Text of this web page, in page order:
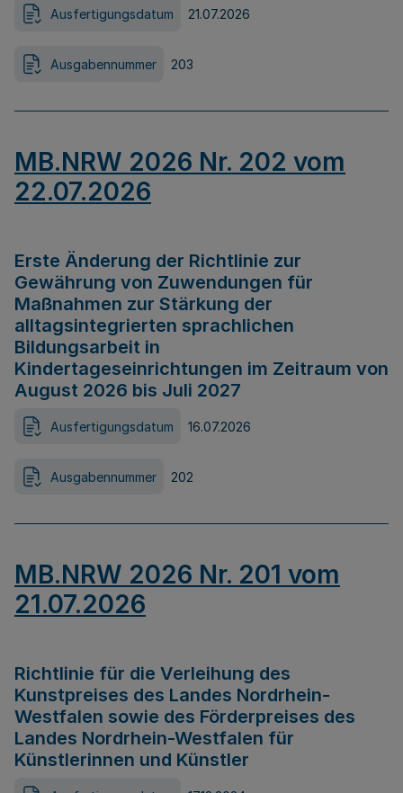
Ausfertigungsdatum 21.07.2026
Ausgabennummer 203
MB.NRW 2026 Nr. 202 vom
22.07.2026
Erste Änderung der Richtlinie zur
Gewährung von Zuwendungen für
Maßnahmen zur Stärkung der
alltagsintegrierten sprachlichen
Bildungsarbeit in
Kindertageseinrichtungen im Zeitraum von
August 2026 bis Juli 2027
Ausfertigungsdatum 16.07.2026
Ausgabennummer 202
MB.NRW 2026 Nr. 201 vom
21.07.2026
Richtlinie für die Verleihung des
Kunstpreises des Landes Nordrhein-
Westfalen sowie des Förderpreises des
Landes Nordrhein-Westfalen für
Künstlerinnen und Künstler